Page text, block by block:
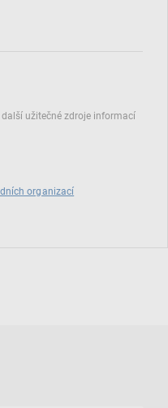
užitečné zdroje informací
organizací